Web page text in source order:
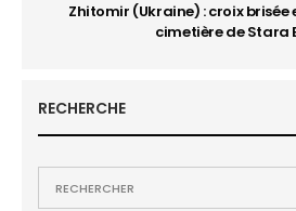
Zhitomir (Ukraine) : croix
cimetière de Stara
RECHERCHE